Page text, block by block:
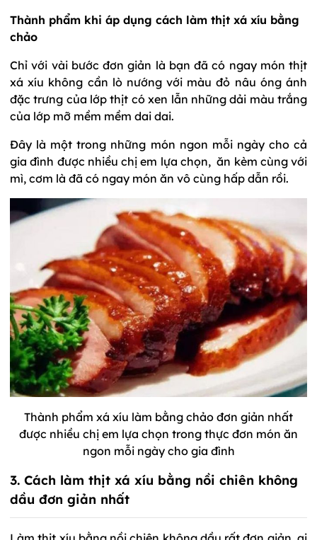
Thành phẩm khi áp dụng cách làm thịt xá xíu bằng
chảo
Chỉ với vài bước đơn giản là bạn đã có ngay món thịt
xá xíu không cần lò nướng với màu đỏ nâu óng ánh
đặc trưng của lớp thịt có xen lẫn những dải màu trắng
của lớp mỡ mềm mềm dai dai.
Đây là một trong những món ngon mỗi ngày cho cả
gia đình được nhiều chị em lựa chọn, ăn kèm cùng với
mì, cơm là đã có ngay món ăn vô cùng hấp dẫn rồi.
Thành phẩm xá xíu làm bằng chảo đơn giản nhất
được nhiều chị em lựa chọn trong thực đơn món ăn
ngon mỗi ngày cho gia đình
3. Cách làm thịt xá xíu bằng nồi chiên không
dầu đơn giản nhất